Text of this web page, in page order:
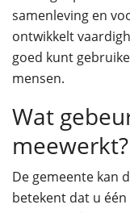
samenleving en
ontwikkelt
goed kunt
mensen.
Wat
meewerkt?
De gemeente kan
betekent dat u